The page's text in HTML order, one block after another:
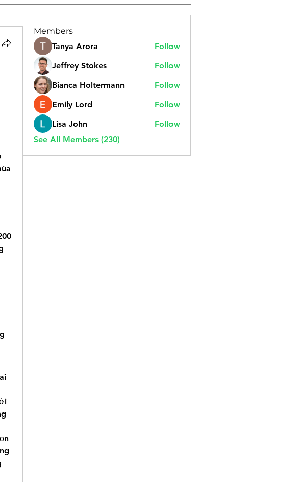
Members
Tanya Arora
Follow
Jeffrey Stokes
Follow
Bianca Holtermann
Follow
Emily Lord
Follow
Lisa John
Follow
See All Members (230)